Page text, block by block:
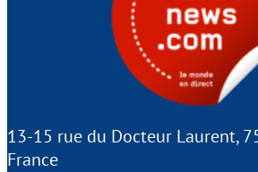
13-15 rue du Docteur Laurent,
France